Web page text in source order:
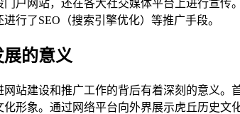
门户网站，还在各大社交媒体平台上进行宣
行了SEO（搜索引擎优化）等推广手段。
展的意义
网站建设和推广工作的背后有着深刻的意义
化形象。通过网络平台向外界展示虎丘历史